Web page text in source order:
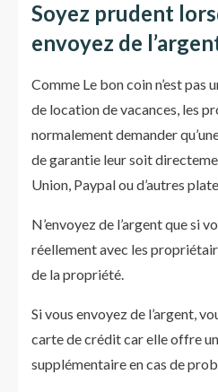
Soyez prudent
envoyez de
Comme Le bon coin n’est
de location de vacances, les
normalement demander
de garantie leur soit
Union, Paypal ou d’autres
N’envoyez de l’argent que si
réellement avec les
de la propriété.
Si vous envoyez de l’argent,
carte de crédit car elle offre
supplémentaire en cas de